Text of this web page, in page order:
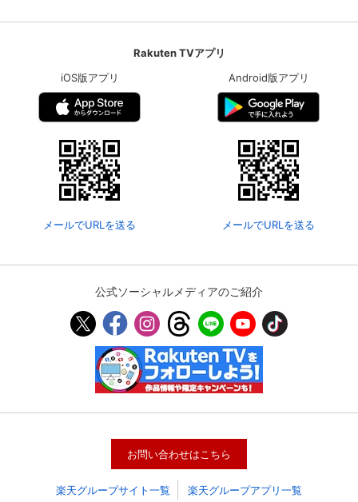
会員情報
決済方法変更 決済方法の変更が可能です。
Rakuten TVアプリ
iOS版アプリ
メールでURLを送る
Android版アプリ
メールでURLを送る
公式ソーシャルメディアのご紹介
お問い合わせはこちら
楽天グループサイト一覧 楽天グループアプリ一覧